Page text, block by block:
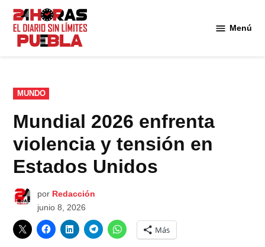
Saltar
contenido
Menú
PUBLICADO
EN
MUNDO
Mundial 2026 enfrenta
violencia y tensión en
Estados Unidos
por Redacción
junio 8, 2026
Más